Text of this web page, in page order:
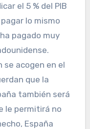
el 5 % del PIB
lo mismo
pagado muy
se acogen en el
que la
también será
le permitirá no
España